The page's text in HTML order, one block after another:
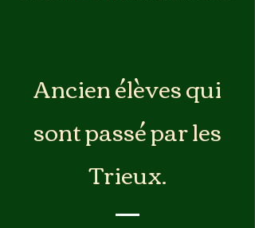
Ancien élèves qui
sont passé par les
Trieux.